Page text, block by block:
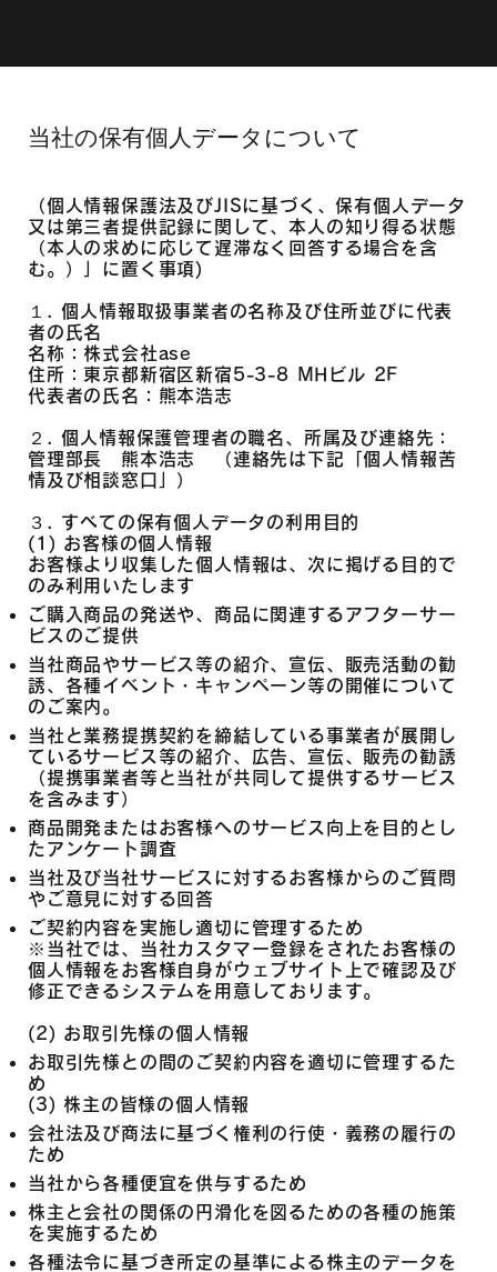
当社の保有個人データについて
（個人情報保護法及びJISに基づく、保有個人データ
又は第三者提供記録に関して、本人の知り得る状態
（本人の求めに応じて遅滞なく回答する場合を含
む。）」に置く事項)
１. 個人情報取扱事業者の名称及び住所並びに代表
者の氏名
名称：株式会社ase
住所：東京都新宿区新宿5-3-8 MHビル 2F
代表者の氏名：熊本浩志
２. 個人情報保護管理者の職名、所属及び連絡先：
管理部長 熊本浩志 （連絡先は下記「個人情報苦
情及び相談窓口」）
３. すべての保有個人データの利用目的
(1) お客様の個人情報
お客様より収集した個人情報は、次に掲げる目的で
のみ利用いたします
ご購入商品の発送や、商品に関連するアフターサー
ビスのご提供
当社商品やサービス等の紹介、宣伝、販売活動の勧
誘、各種イベント・キャンペーン等の開催について
のご案内。
当社と業務提携契約を締結している事業者が展開し
ているサービス等の紹介、広告、宣伝、販売の勧誘
（提携事業者等と当社が共同して提供するサービス
を含みます）
商品開発またはお客様へのサービス向上を目的とし
たアンケート調査
当社及び当社サービスに対するお客様からのご質問
やご意見に対する回答
ご契約内容を実施し適切に管理するため
※当社では、当社カスタマー登録をされたお客様の
個人情報をお客様自身がウェブサイト上で確認及び
修正できるシステムを用意しております。
(2) お取引先様の個人情報
お取引先様との間のご契約内容を適切に管理するた
め
(3) 株主の皆様の個人情報
会社法及び商法に基づく権利の行使・義務の履行の
ため
当社から各種便宜を供与するため
株主と会社の関係の円滑化を図るための各種の施策
を実施するため
各種法令に基づき所定の基準による株主のデータを